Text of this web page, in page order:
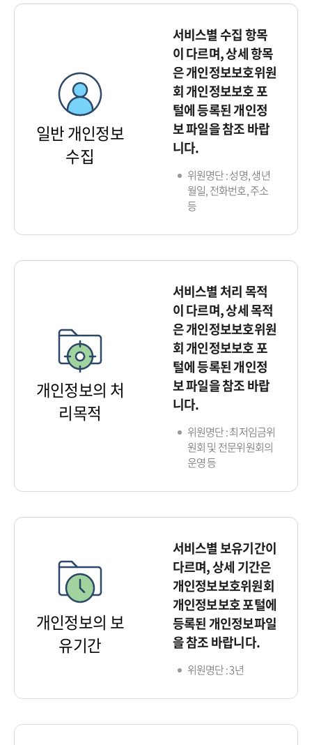
일반 개인정보
수집
서비스별 수집 항목
이 다르며, 상세 항목
은 개인정보보호위원
회 개인정보보호 포
털에 등록된 개인정
보 파일을 참조 바랍
니다.
위원명단 : 성명, 생년
월일, 전화번호, 주소
등
개인정보의 처
리목적
서비스별 처리 목적
이 다르며, 상세 목적
은 개인정보보호위원
회 개인정보보호 포
털에 등록된 개인정
보 파일을 참조 바랍
니다.
위원명단 : 최저임금위
원회 및 전문위원회의
운영 등
개인정보의 보
유기간
서비스별 보유기간이
다르며, 상세 기간은
개인정보보호위원회
개인정보보호 포털에
등록된 개인정보파일
을 참조 바랍니다.
위원명단 : 3년